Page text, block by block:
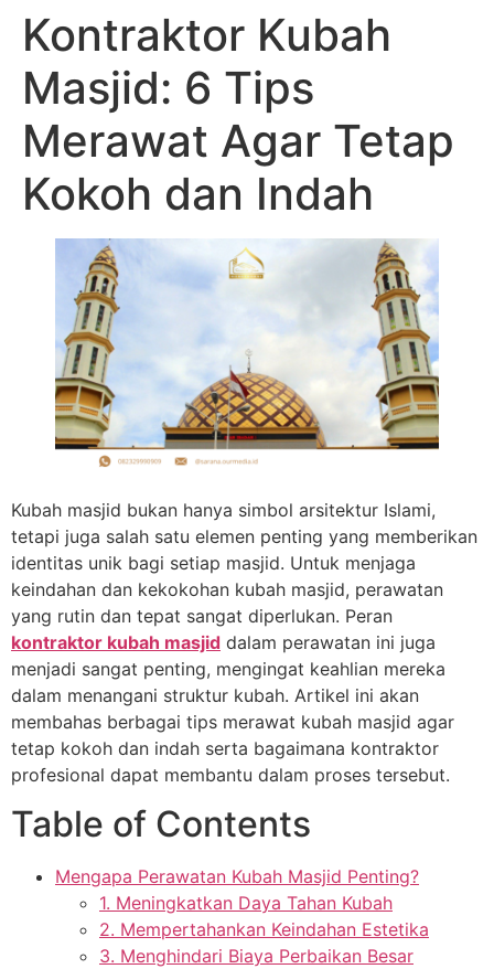
Kontraktor Kubah
Masjid: 6 Tips
Merawat Agar Tetap
Kokoh dan Indah
Kubah masjid bukan hanya simbol arsitektur Islami,
tetapi juga salah satu elemen penting yang memberikan
identitas unik bagi setiap masjid. Untuk menjaga
keindahan dan kekokohan kubah masjid, perawatan
yang rutin dan tepat sangat diperlukan. Peran
kontraktor kubah masjid dalam perawatan ini juga
menjadi sangat penting, mengingat keahlian mereka
dalam menangani struktur kubah. Artikel ini akan
membahas berbagai tips merawat kubah masjid agar
tetap kokoh dan indah serta bagaimana kontraktor
profesional dapat membantu dalam proses tersebut.
Table of Contents
Mengapa Perawatan Kubah Masjid Penting?
1. Meningkatkan Daya Tahan Kubah
2. Mempertahankan Keindahan Estetika
3. Menghindari Biaya Perbaikan Besar